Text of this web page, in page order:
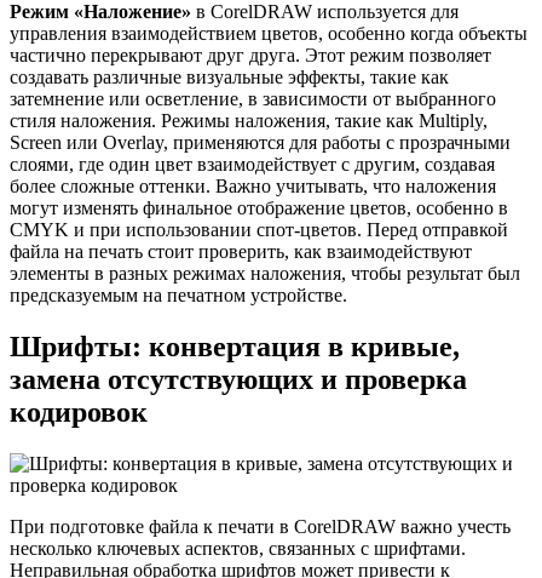
Режим «Наложение» в CorelDRAW используется для
управления взаимодействием цветов, особенно когда объекты
частично перекрывают друг друга. Этот режим позволяет
создавать различные визуальные эффекты, такие как
затемнение или осветление, в зависимости от выбранного
стиля наложения. Режимы наложения, такие как Multiply,
Screen или Overlay, применяются для работы с прозрачными
слоями, где один цвет взаимодействует с другим, создавая
более сложные оттенки. Важно учитывать, что наложения
могут изменять финальное отображение цветов, особенно в
CMYK и при использовании спот-цветов. Перед отправкой
файла на печать стоит проверить, как взаимодействуют
элементы в разных режимах наложения, чтобы результат был
предсказуемым на печатном устройстве.
Шрифты: конвертация в кривые,
замена отсутствующих и проверка
кодировок
При подготовке файла к печати в CorelDRAW важно учесть
несколько ключевых аспектов, связанных с шрифтами.
Неправильная обработка шрифтов может привести к